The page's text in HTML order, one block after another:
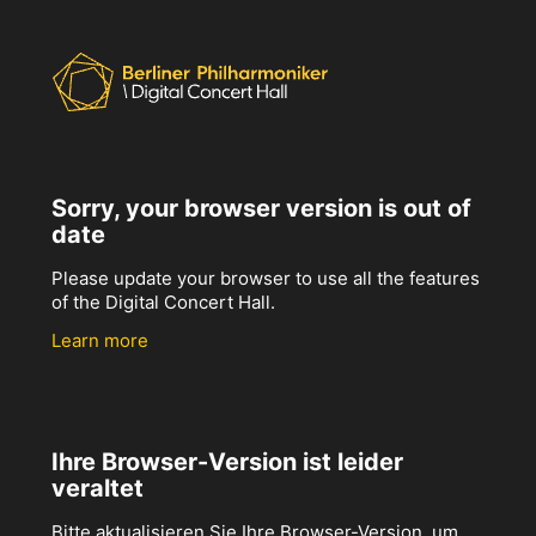
Sorry, your browser version is out of
date
Please update your browser to use all the features
of the Digital Concert Hall.
Learn more
Ihre Browser-Version ist leider
veraltet